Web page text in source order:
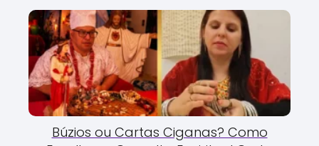
Búzios ou Cartas Ciganas? Como